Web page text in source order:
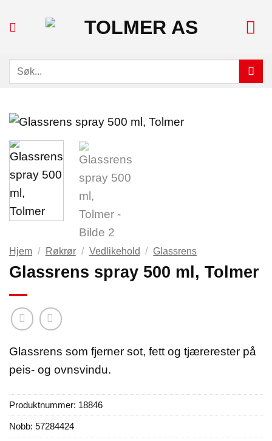
Søk
Hjem / Røkrør / Vedlikehold / Glassrens
Glassrens spray 500 ml, Tolmer
Glassrens som fjerner sot, fett og tjærerester på
peis- og ovnsvindu.
Produktnummer: 18846
Nobb: 57284424